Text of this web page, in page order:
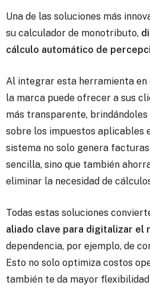
Una de las soluciones más
su calculador de monotributo,
cálculo automático de
Al integrar esta herramienta en
la marca puede ofrecer a sus
más transparente,
sobre los impuestos aplicables
sistema no solo genera
sencilla, sino que también
eliminar la necesidad de
Todas estas soluciones
aliado clave para digitalizar el
dependencia, por ejemplo, de
Esto no solo optimiza costos
también te da mayor